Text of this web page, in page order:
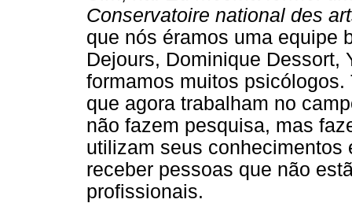
Conservatoire national des
que nós éramos uma equipe
Dejours, Dominique
formamos muitos
que agora trabalham no
não fazem pesquisa, mas
utilizam seus conhecimentos
receber pessoas que não
profissionais.